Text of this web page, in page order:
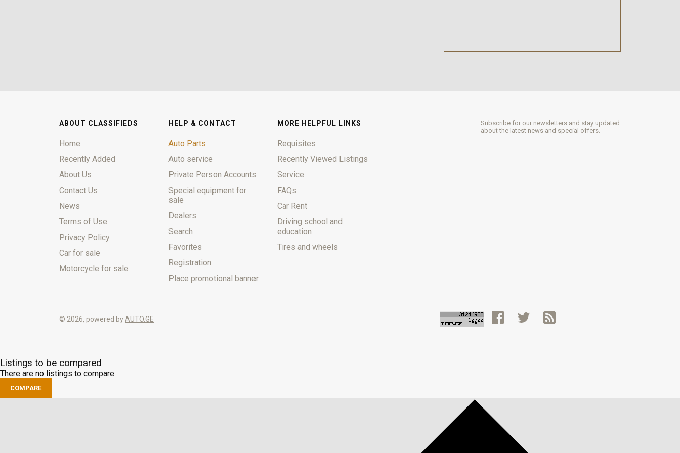
Subscribe for our newsletters and stay updated
about the latest news and special offers.
ABOUT CLASSIFIEDS
Home
Recently Added
About Us
Contact Us
News
Terms of Use
Privacy Policy
Car for sale
Motorcycle for sale
HELP & CONTACT
Auto Parts
Auto service
Private Person Accounts
Special equipment for
sale
Dealers
Search
Favorites
Registration
Place promotional banner
MORE HELPFUL LINKS
Requisites
Recently Viewed Listings
Service
FAQs
Car Rent
Driving school and
education
Tires and wheels
© 2026, powered byAUTO.GE
Listings to be compared
There are no listings to compare
COMPARE